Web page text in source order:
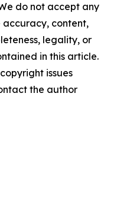
do not accept any
accuracy, content,
legality, or
in this article.
issues
the author